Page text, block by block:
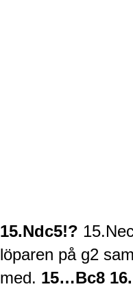
15.Ndc5!?
löparen på g2
med. 15…Bc8